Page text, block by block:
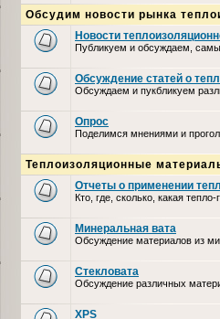
Обсудим новости рынка
Новости
Публикуем и обсуждаем,
Обсуждение статей о
Обсуждаем и пукбликуем
Опрос
Поделимся мнениями и
Теплоизоляционные
Отчеты о применении
Кто, где, сколько, какая
Минеральная вата
Обсуждение материалов из
Стекловата
Обсуждение различных
XPS